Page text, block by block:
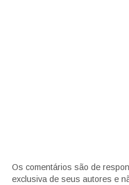
Os comentários são de
exclusiva de seus autores e